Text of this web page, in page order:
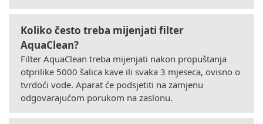
Koliko često treba mijenjati filter
AquaClean?
Filter AquaClean treba mijenjati nakon propuštanja
otprilike 5000 šalica kave ili svaka 3 mjeseca, ovisno o
tvrdoći vode. Aparat će podsjetiti na zamjenu
odgovarajućom porukom na zaslonu.